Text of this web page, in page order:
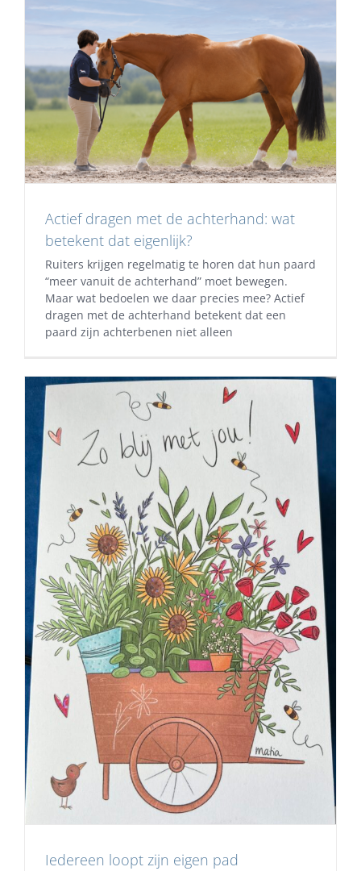
Actief dragen met de achterhand: wat
betekent dat eigenlijk?
Ruiters krijgen regelmatig te horen dat hun paard
“meer vanuit de achterhand” moet bewegen.
Maar wat bedoelen we daar precies mee? Actief
dragen met de achterhand betekent dat een
paard zijn achterbenen niet alleen
Iedereen loopt zijn eigen pad